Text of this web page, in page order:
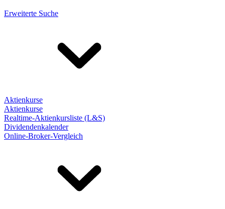
Erweiterte Suche
Aktienkurse
Aktienkurse
Realtime-Aktienkursliste (L&S)
Dividendenkalender
Online-Broker-Vergleich